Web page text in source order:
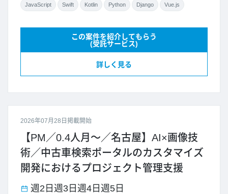
JavaScript Swift Kotlin Python Django Vue.js
詳しく見る
この案件を紹介してもらう
(受託サービス)
2026年07月28日掲載開始
【PM／0.4人月～／名古屋】AI×画像技
術／中古車検索ポータルのカスタマイズ
開発におけるプロジェクト管理支援
週2日 週3日 週4日 週5日